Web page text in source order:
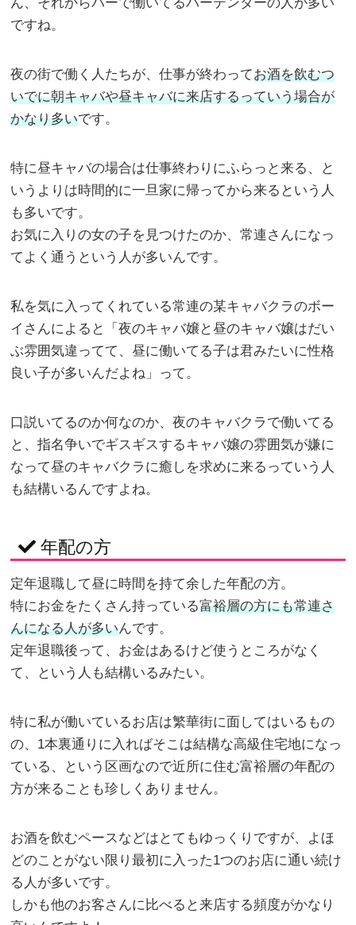
ですね。
夜の街で働く人たちが、仕事が終わってお酒を飲むつ
いでに朝キャバや昼キャバに来店するっていう場合が
かなり多いです。
特に昼キャバの場合は仕事終わりにふらっと来る、と
いうよりは時間的に一旦家に帰ってから来るという人
も多いです。
お気に入りの女の子を見つけたのか、常連さんになっ
てよく通うという人が多いんです。
私を気に入ってくれている常連の某キャバクラのボー
イさんによると「夜のキャバ嬢と昼のキャバ嬢はだい
ぶ雰囲気違ってて、昼に働いてる子は君みたいに性格
良い子が多いんだよね」って。
口説いてるのか何なのか、夜のキャバクラで働いてる
と、指名争いでギスギスするキャバ嬢の雰囲気が嫌に
なって昼のキャバクラに癒しを求めに来るっていう人
も結構いるんですよね。
年配の方
定年退職して昼に時間を持て余した年配の方。
特にお金をたくさん持っている富裕層の方にも常連さ
んになる人が多いんです。
定年退職後って、お金はあるけど使うところがなく
て、という人も結構いるみたい。
特に私が働いているお店は繁華街に面してはいるもの
の、1本裏通りに入ればそこは結構な高級住宅地になっ
ている、という区画なので近所に住む富裕層の年配の
方が来ることも珍しくありません。
お酒を飲むペースなどはとてもゆっくりですが、よほ
どのことがない限り最初に入った1つのお店に通い続け
る人が多いです。
しかも他のお客さんに比べると来店する頻度がかなり